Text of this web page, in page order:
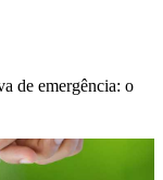
de emergência: o